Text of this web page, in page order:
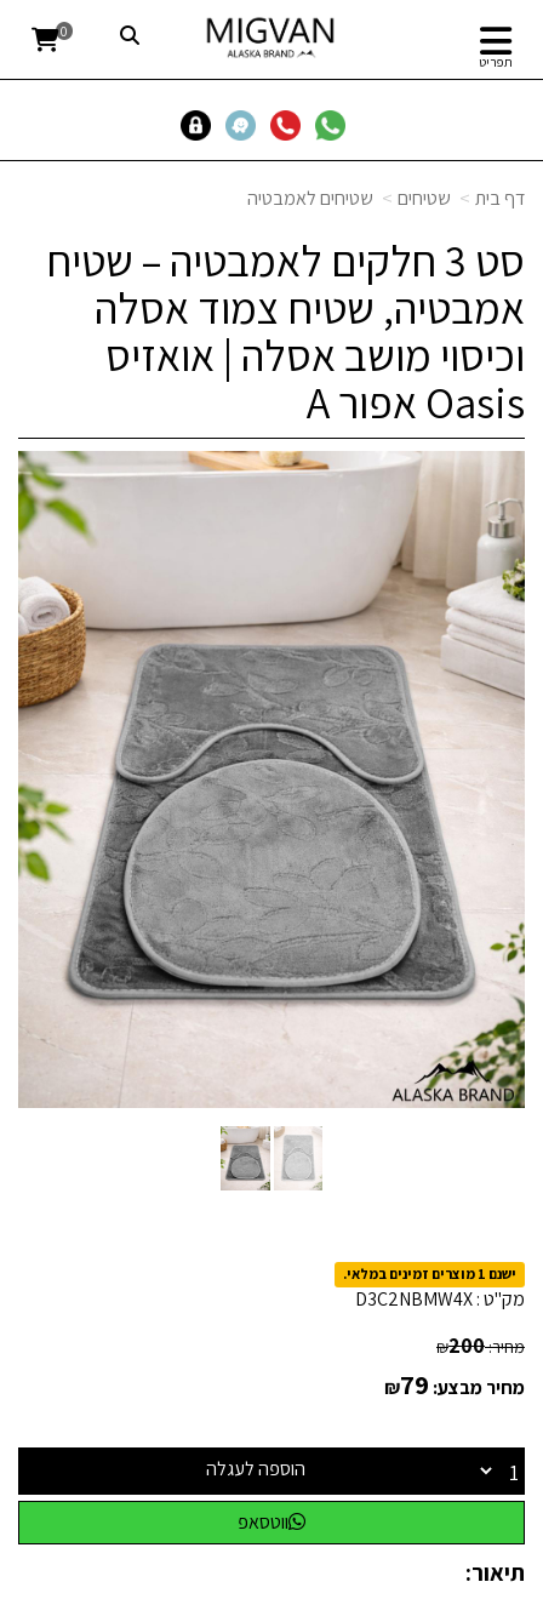
תפריט
0
דף בית שטיחים שטיחים לאמבטיה
סט 3 חלקים לאמבטיה – שטיח
אמבטיה, שטיח צמוד אסלה
וכיסוי מושב אסלה | אואזיס
Oasis אפור A
ישנם 1 מוצרים זמינים במלאי.
מק"ט :D3C2NBMW4X
מחיר: ₪200
מחיר מבצע: ₪79
הוספה לעגלה
ווטסאפ
תיאור: